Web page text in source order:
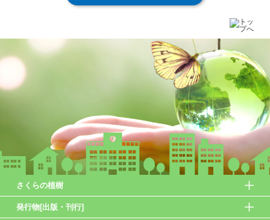
さくらの植樹
発行物[出版・刊行]